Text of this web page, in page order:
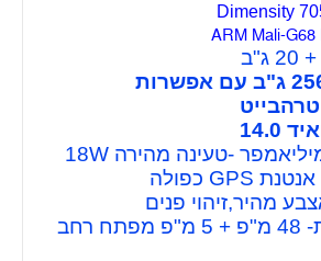
ARM Mali-G68
-זכרון אחסון :256 ג"ב עם אפשרות
מהיר,זיהוי פנים
-מצלמה אחורית- 48 מ"פ + 5 מ"פ מפתח רחב